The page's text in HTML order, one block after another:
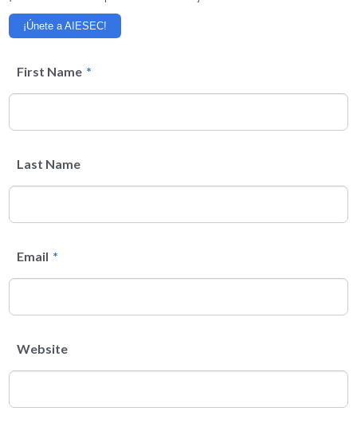
¡Únete a AIESEC!
First Name *
Last Name
Email *
Website